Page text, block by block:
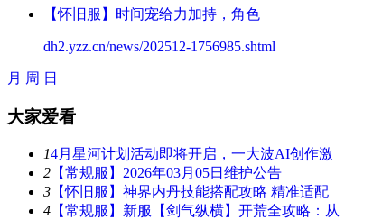
【怀旧服】时间宠给力加持，角色
dh2.yzz.cn/news/202512-1756985.shtml
月 周 日
大家爱看
14月星河计划活动即将开启，一大波AI创作激
2 【常规服】2026年03月05日维护公告
3 【怀旧服】神界内丹技能搭配攻略 精准适配
4 【常规服】新服【剑气纵横】开荒全攻略：从